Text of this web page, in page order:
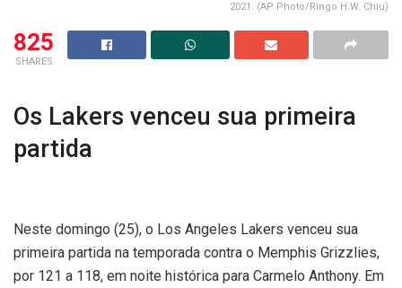
2021. (AP Photo/Ringo H.W. Chiu)
825
SHARES
Os Lakers venceu sua primeira
partida
Neste domingo (25), o Los Angeles Lakers venceu sua
primeira partida na temporada contra o Memphis Grizzlies,
por 121 a 118, em noite histórica para Carmelo Anthony. Em